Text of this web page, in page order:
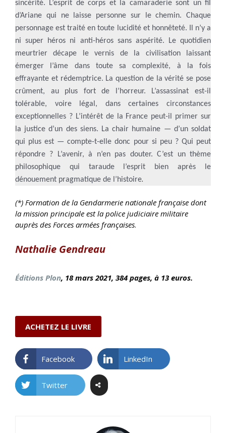
sincérité. L’esprit de corps et la camaraderie sont un fil
d’Ariane qui ne laisse personne sur le chemin. Chaque
personnage est traité en toute lucidité et honnêteté. Il n’y a
ni super héros ni anti-héros sans aspérité. Le quotidien
meurtrier décape le vernis de la civilisation laissant
émerger l’âme dans toute sa complexité, à la fois
effrayante et rédemptrice. La question de la vérité se pose
crûment, au plus fort de l’horreur. L’assassinat est-il
tolérable, voire légal, dans certaines circonstances
exceptionnelles ? L’intérêt de la France peut-il primer sur
la justice d’un des siens. La chair humaine — d’un soldat
qui plus est — compte-t-elle donc pour si peu ? Qui peut
répondre ? L’avenir, à n’en pas douter. C’est un thème
philosophique qui taraude l’esprit bien après le
dénouement pragmatique de l’histoire.
(*) Formation de la Gendarmerie nationale française dont
la mission principale est la police judiciaire militaire
auprès des Forces armées françaises.
Nathalie Gendreau
Éditions Plon, 18 mars 2021, 384 pages, à 13 euros.
ACHETEZ LE LIVRE
Facebook LinkedIn
Twitter